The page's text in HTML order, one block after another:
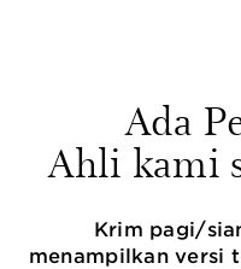
Ada
Ahli kami
Krim pagi/
menampilkan versi